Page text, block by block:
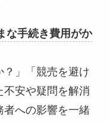
な手続き費用がか
？」「競売を避け
不安や疑問を解消
者への影響を一緒